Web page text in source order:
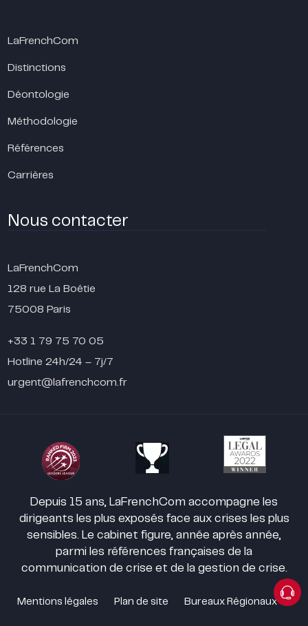
LaFrenchCom
Distinctions
Déontologie
Méthodologie
Références
Carrières
Nous contacter
LaFrenchCom
128 rue La Boétie
75008 Paris
+33 1 79 75 70 05
Hotline 24h/24 – 7j/7
urgent@lafrenchcom.fr
Depuis 15 ans, LaFrenchCom accompagne les
dirigeants les plus exposés face aux crises les plus
sensibles. Le cabinet figure, année après année,
parmi les références françaises de la
communication de crise et de la gestion de crise.
Mentions légales Plan de site Bureaux Régionaux